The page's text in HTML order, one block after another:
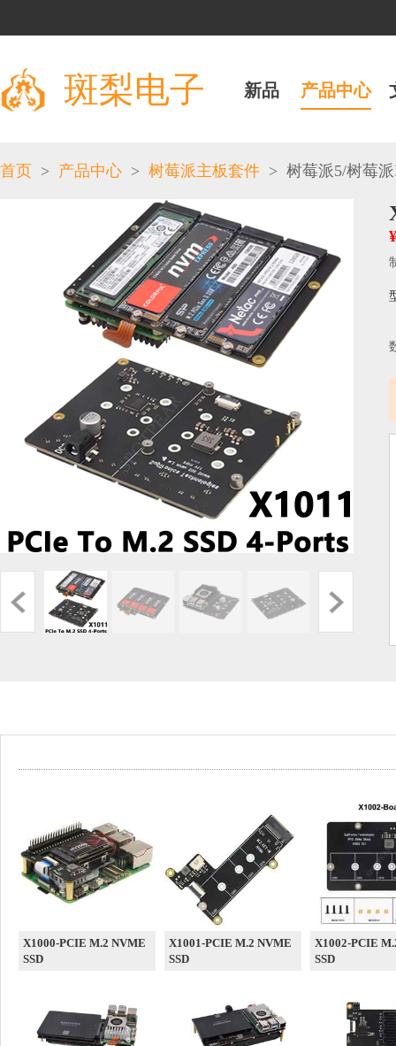
斑梨电子 新品 产品中心
首页 > 产品中心 > 树莓派主板套件 > 树莓派5/树莓派
X1000-PCIE M.2 NVME
SSD
X1001-PCIE M.2 NVME
SSD
X1002-PCIE
SSD